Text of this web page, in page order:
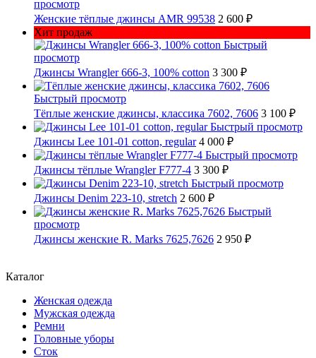
просмотр
Женские тёплые джинсы AMR 99538 2 600 ₽
Хит продаж
Быстрый
просмотр
Джинсы Wrangler 666-3, 100% cotton 3 300 ₽
Быстрый просмотр
Тёплые женские джинсы, классика 7602, 7606 3 100 ₽
Быстрый просмотр
Джинсы Lee 101-01 cotton, regular 4 000 ₽
Быстрый просмотр
Джинсы тёплые Wrangler F777-4 3 300 ₽
Быстрый просмотр
Джинсы Denim 223-10, stretch 2 600 ₽
Быстрый
просмотр
Джинсы женские R. Marks 7625,7626 2 950 ₽
Каталог
Женская одежда
Мужская одежда
Ремни
Головные уборы
Сток